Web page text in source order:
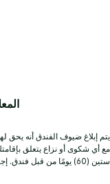
يتم إبلاغ ضيوف الفندق أنه يحق
مع أي شكوى أو نزاع يتعلق
ستين (60) يومًا من قبل فندق. إجراءات الإحالة وتفاصيل الاتصال بالوسيط هي: